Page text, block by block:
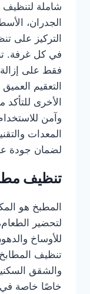
شاملة لتنظيف
الجدران،
التركيز على
في كل غرفة.
فقط على إزالة
التعقيم
الأخرى
وآمن
المعدات
لضمان جودة
تنظيف
المطبخ هو
لتحضير
للأوساخ
تنظيف
والشقق
خاصًا خاصة في